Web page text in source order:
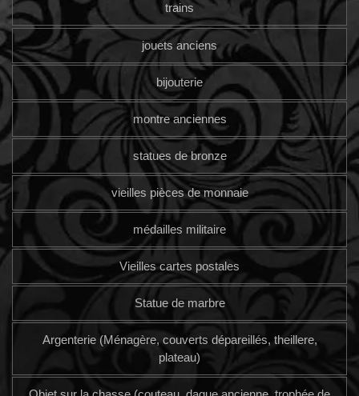
trains
jouets anciens
bijouterie
montre anciennes
statues de bronze
vieilles pièces de monnaie
médailles militaire
Vieilles cartes postales
Statue de marbre
Argenterie (Ménagère, couverts dépareillés, theillere,
plateau)